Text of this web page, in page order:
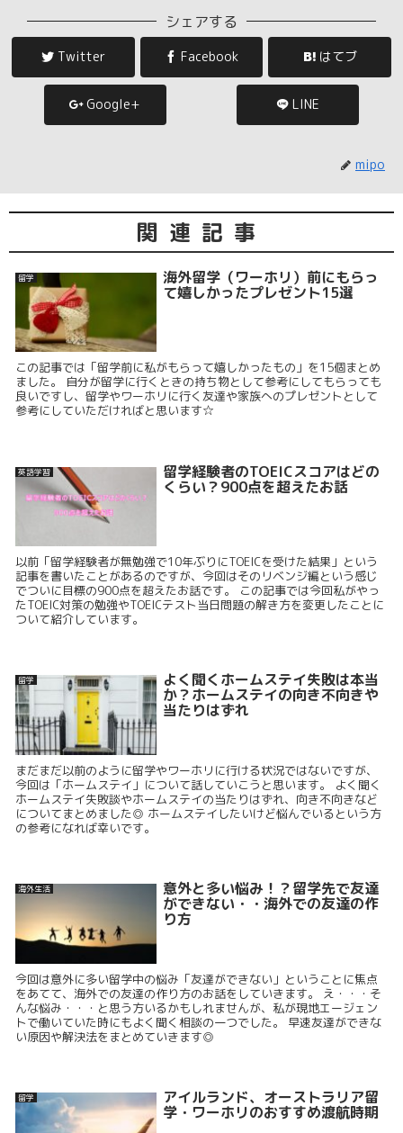
シェアする
Twitter Facebook はてブ
Google+ LINE
mipo
関連記事
留学 海外留学（ワーホリ）前にもらっ
て嬉しかったプレゼント15選
この記事では「留学前に私がもらって嬉しかったもの」を15個まとめ
ました。 自分が留学に行くときの持ち物として参考にしてもらっても
良いですし、留学やワーホリに行く友達や家族へのプレゼントとして
参考にしていただければと思います☆
英語学習 留学経験者のTOEICスコアはどの
くらい？900点を超えたお話
以前「留学経験者が無勉強で10年ぶりにTOEICを受けた結果」という
記事を書いたことがあるのですが、今回はそのリベンジ編という感じ
でついに目標の900点を超えたお話です。 この記事では今回私がやっ
たTOEIC対策の勉強やTOEICテスト当日問題の解き方を変更したことに
ついて紹介しています。
留学 よく聞くホームステイ失敗は本当
か？ホームステイの向き不向きや
当たりはずれ
まだまだ以前のように留学やワーホリに行ける状況ではないですが、
今回は「ホームステイ」について話していこうと思います。 よく聞く
ホームステイ失敗談やホームステイの当たりはずれ、向き不向きなど
についてまとめました◎ ホームステイしたいけど悩んでいるという方
の参考になれば幸いです。
海外生活 意外と多い悩み！？留学先で友達
ができない・・海外での友達の作
り方
今回は意外に多い留学中の悩み「友達ができない」ということに焦点
をあてて、海外での友達の作り方のお話をしていきます。 え・・・そ
んな悩み・・・と思う方いるかもしれませんが、私が現地エージェン
トで働いていた時にもよく聞く相談の一つでした。 早速友達ができな
い原因や解決法をまとめていきます◎
留学 アイルランド、オーストラリア留
学・ワーホリのおすすめ渡航時期